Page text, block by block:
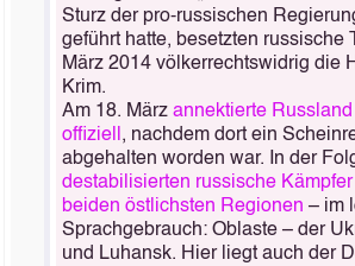
Sturz der pro-russischen
geführt hatte, besetzten russische
März 2014 völkerrechtswidrig die
Krim.
Am 18. März annektierte
offiziell , nachdem dort ein
abgehalten worden war. In der
destabilisierten russische
beiden östlichsten Regionen – im
Sprachgebrauch: Oblaste – der
und Luhansk. Hier liegt auch der